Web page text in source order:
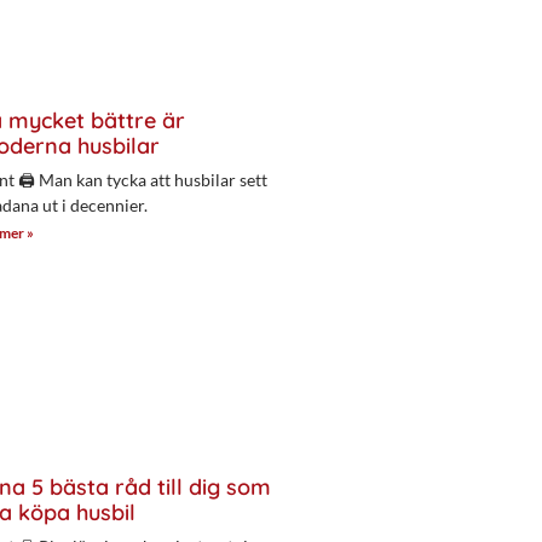
mycket bättre är
husbilar
🖨 Man kan tycka att husbilar sett
ut i decennier.
»
5 bästa råd till dig som
köpa husbil